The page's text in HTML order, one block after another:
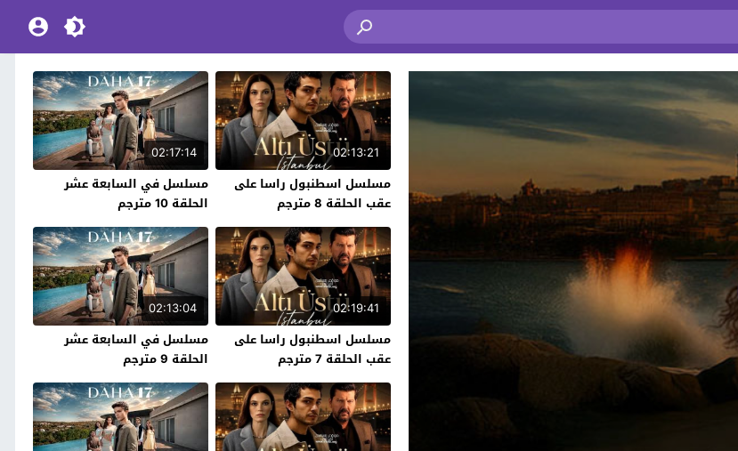
02:13:21
مسلسل اسطنبول راسا على
عقب الحلقة 8 مترجم
02:17:14
مسلسل في السابعة عشر
الحلقة 10 مترجم
02:19:41
مسلسل اسطنبول راسا على
عقب الحلقة 7 مترجم
02:13:04
مسلسل في السابعة عشر
الحلقة 9 مترجم